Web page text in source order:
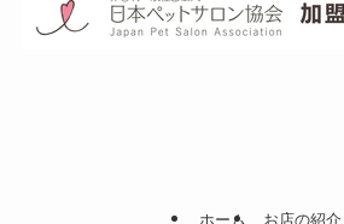
ホーム お店の紹介